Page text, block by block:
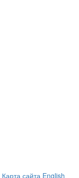
Карта сайта English